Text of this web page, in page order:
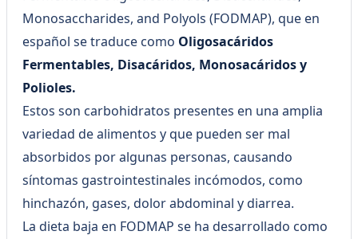
informadas sobre lo que llega a
Monosaccharides, and Polyols (FODMAP), que en
español se traduce como Oligosacáridos
Fermentables, Disacáridos, Monosacáridos y
Polioles.
Estos son carbohidratos presentes en una amplia
variedad de alimentos y que pueden ser mal
absorbidos por algunas personas, causando
síntomas gastrointestinales incómodos, como
hinchazón, gases, dolor abdominal y diarrea.
La dieta baja en FODMAP se ha desarrollado como